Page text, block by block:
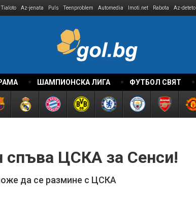
Tialoto Az-jenata Puls Teenproblem Automedia Imoti.net Rabota Az-deteto
ШАМПИОНСКА ЛИГА ФУТБОЛ СВЯТ
спъва ЦСКА за Сенси!
да се размине с ЦСКА